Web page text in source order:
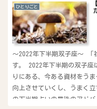
ひとりごと
〜2022年下半期双子座〜 「
す。 2022年下半期の双子座
りにある、今ある資材をう
向上させていくし、うまく
の下半期占いの最後のアド